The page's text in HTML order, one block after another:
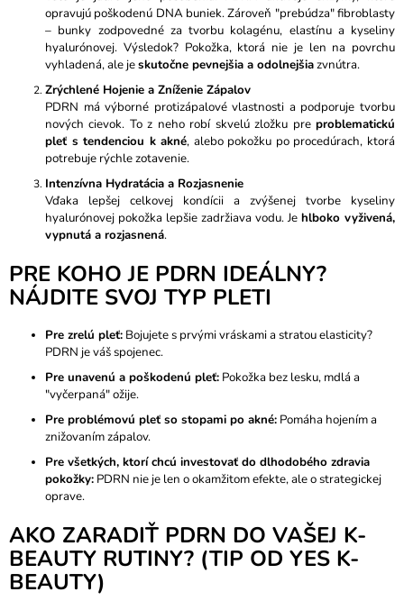
opravujú poškodenú DNA buniek. Zároveň "prebúdza" fibroblasty
– bunky zodpovedné za tvorbu kolagénu, elastínu a kyseliny
hyalurónovej. Výsledok? Pokožka, ktorá nie je len na povrchu
vyhladená, ale jeskutočne pevnejšia a odolnejšiazvnútra.
Zrýchlené Hojenie a Zníženie Zápalov
PDRN má výborné protizápalové vlastnosti a podporuje tvorbu
nových cievok. To z neho robí skvelú zložku pre problematickú
pleť s tendenciou k akné, alebo pokožku po procedúrach, ktorá
potrebuje rýchle zotavenie.
Intenzívna Hydratácia a Rozjasnenie
Vďaka lepšej celkovej kondícii a zvýšenej tvorbe kyseliny
hyalurónovej pokožka lepšie zadržiava vodu. Je hlboko vyživená,
vypnutá a rozjasnená.
PRE KOHO JE PDRN IDEÁLNY?
NÁJDITE SVOJ TYP PLETI
Pre zrelú pleť: Bojujete s prvými vráskami a stratou elasticity?
PDRN je váš spojenec.
Pre unavenú a poškodenú pleť: Pokožka bez lesku, mdlá a
"vyčerpaná" ožije.
Pre problémovú pleť so stopami po akné: Pomáha hojením a
znižovaním zápalov.
Pre všetkých, ktorí chcú investovať do dlhodobého zdravia
pokožky: PDRN nie je len o okamžitom efekte, ale o strategickej
oprave.
AKO ZARADIŤ PDRN DO VAŠEJ K-
BEAUTY RUTINY? (TIP OD YES K-
BEAUTY)